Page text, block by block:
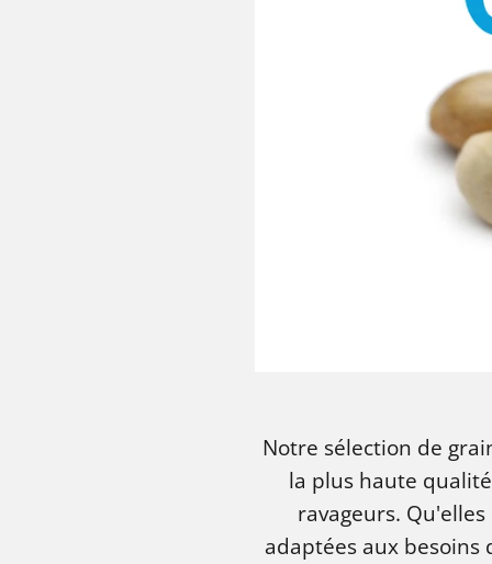
Notre sélection de
la plus haute
ravageurs.
adaptées aux besoins